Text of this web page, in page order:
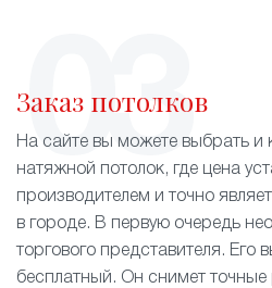
Заказ потолков
На сайте вы можете выбрать и
натяжной потолок, где цена
производителем и точно
в городе. В первую очередь
торгового представителя. Его
бесплатный. Он снимет